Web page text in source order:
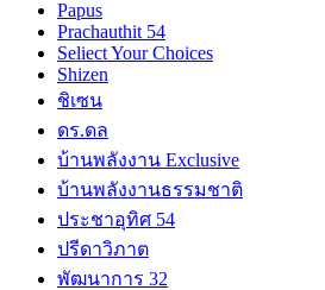
Papus
Prachauthit 54
Seliect Your Choices
Shizen
ชิเซน
ดร.ดล
บ้านพลังงาน Exclusive
บ้านพลังงานธรรมชาติ
ประชาอุทิศ 54
ปรีดาวิภาต
พัฒนาการ 32